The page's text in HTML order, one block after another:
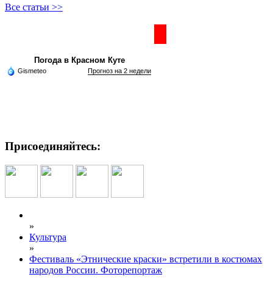
Все статьи >>
Погода в Красном Куте
Gismeteo Прогноз на 2 недели
Присоединяйтесь:
»
Культура
»
Фестиваль «Этнические краски» встретили в костюмах
народов России. Фоторепортаж